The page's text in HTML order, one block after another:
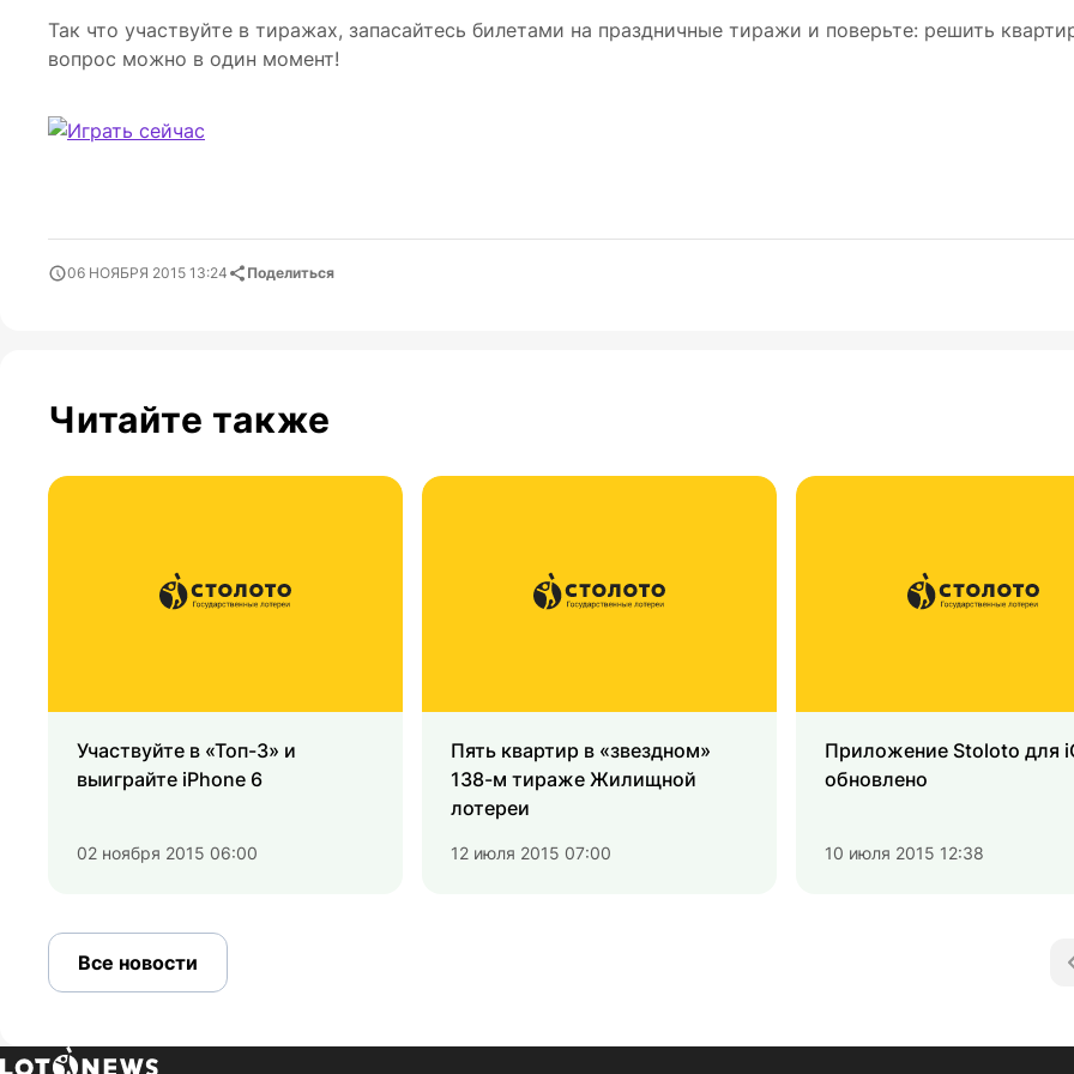
Так что участвуйте в тиражах, запасайтесь билетами на праздничные тиражи и поверьте: решить
вопрос можно в один момент!
06 НОЯБРЯ 2015 13:24 Поделиться
Читайте также
Участвуйте в «Топ-3» и
выиграйте iPhone 6
02 ноября 2015 06:00
Пять квартир в «звездном»
138-м тираже Жилищной
лотереи
12 июля 2015 07:00
Приложение Stoloto для
обновлено
10 июля 2015 12:38
Все новости